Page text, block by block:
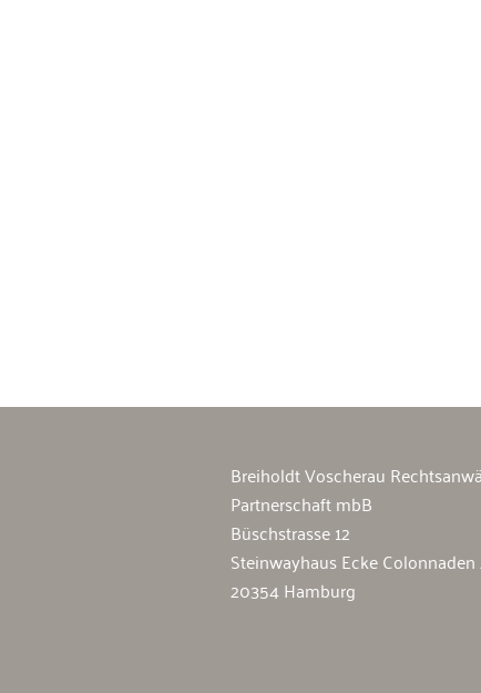
Breiholdt Voscherau
Partnerschaft mbB
Büschstrasse 12
Steinwayhaus Ecke Colonnaden
20354 Hamburg